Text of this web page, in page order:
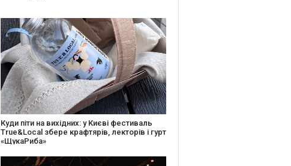
27 років музичної історії: Caribbean Club
відсвяткує День Народження серією
благодійних подій